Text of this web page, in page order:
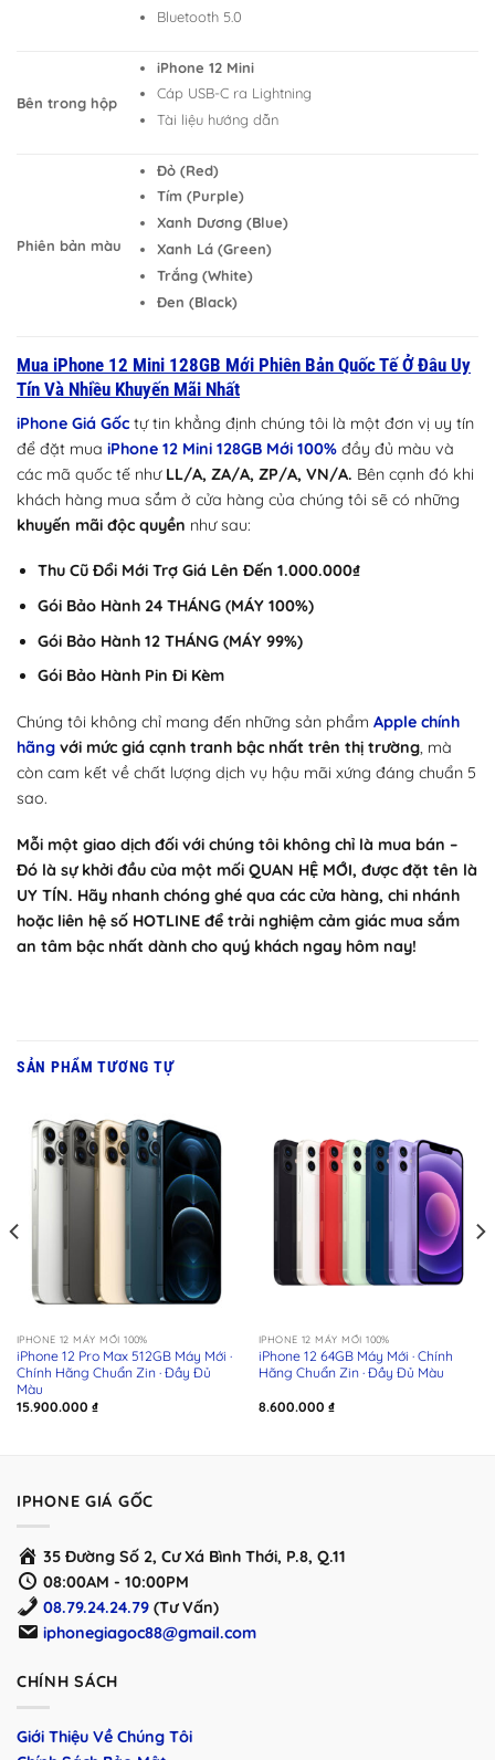
Bluetooth 5.0
Bên trong hộp
iPhone 12 Mini
Cáp USB-C ra Lightning
Tài liệu hướng dẫn
Phiên bản màu
Đỏ (Red)
Tím (Purple)
Xanh Dương (Blue)
Xanh Lá (Green)
Trắng (White)
Đen (Black)
Mua iPhone 12 Mini 128GB Mới Phiên Bản Quốc Tế Ở Đâu Uy
Tín Và Nhiều Khuyến Mãi Nhất
iPhone Giá Gốc tự tin khẳng định chúng tôi là một đơn vị uy tín
để đặt mua iPhone 12 Mini 128GB Mới 100% đầy đủ màu và
các mã quốc tế như LL/A, ZA/A, ZP/A, VN/A. Bên cạnh đó khi
khách hàng mua sắm ở cửa hàng của chúng tôi sẽ có những
khuyến mãi độc quyền như sau:
Thu Cũ Đổi Mới Trợ Giá Lên Đến 1.000.000₫
Gói Bảo Hành 24 THÁNG (MÁY 100%)
Gói Bảo Hành 12 THÁNG (MÁY 99%)
Gói Bảo Hành Pin Đi Kèm
Chúng tôi không chỉ mang đến những sản phẩm Apple chính
hãng với mức giá cạnh tranh bậc nhất trên thị trường, mà
còn cam kết về chất lượng dịch vụ hậu mãi xứng đáng chuẩn 5
sao.
Mỗi một giao dịch đối với chúng tôi không chỉ là mua bán –
Đó là sự khởi đầu của một mối QUAN HỆ MỚI, được đặt tên là
UY TÍN. Hãy nhanh chóng ghé qua các cửa hàng, chi nhánh
hoặc liên hệ số HOTLINE để trải nghiệm cảm giác mua sắm
an tâm bậc nhất dành cho quý khách ngay hôm nay!
SẢN PHẨM TƯƠNG TỰ
IPHONE 12 MÁY MỚI 100%
iPhone 12 Pro Max 512GB Máy Mới ·
Chính Hãng Chuẩn Zin · Đầy Đủ
Màu
15.900.000 ₫
IPHONE 12 MÁY MỚI 100%
iPhone 12 64GB Máy Mới · Chính
Hãng Chuẩn Zin · Đầy Đủ Màu
8.600.000 ₫
IPHONE GIÁ GỐC
35 Đường Số 2, Cư Xá Bình Thới, P.8, Q.11
08:00AM - 10:00PM
08.79.24.24.79 (Tư Vấn)
iphonegiagoc88@gmail.com
CHÍNH SÁCH
Giới Thiệu Về Chúng Tôi